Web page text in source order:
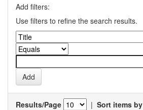
Add filters:
Use filters to refine the search results.
Results/Page | Sort items by